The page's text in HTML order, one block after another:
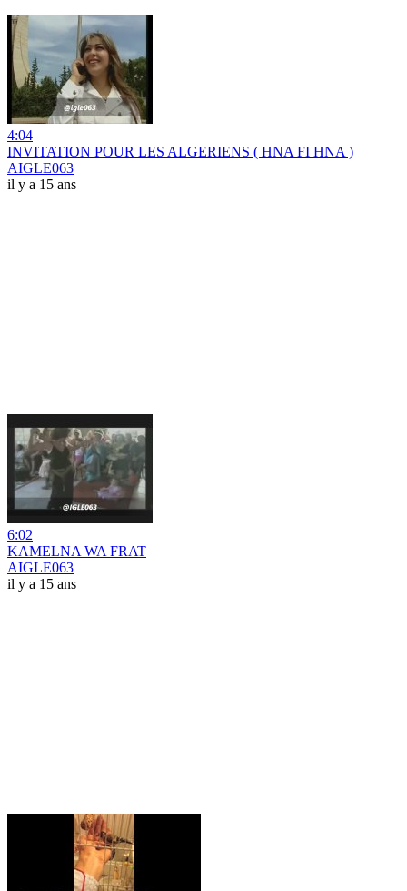
4:04
INVITATION POUR LES ALGERIENS ( HNA FI HNA )
AIGLE063
il y a 15 ans
6:02
KAMELNA WA FRAT
AIGLE063
il y a 15 ans